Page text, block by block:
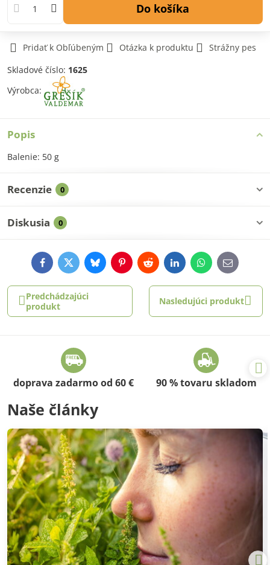
Do košíka
Pridať k Obľúbeným Otázka k produktu
Strážny pes
Skladové číslo: 1625
Výrobca:
Popis
Balenie: 50 g
Recenzie 0
Diskusia 0
FacebookTwitterBlueskyPinterestRedditLinkedInWhatsApp
E-
mail
Predchádzajúci
produkt
Nasledujúci produkt
doprava zadarmo od 60 € 90 % tovaru skladom
Naše články